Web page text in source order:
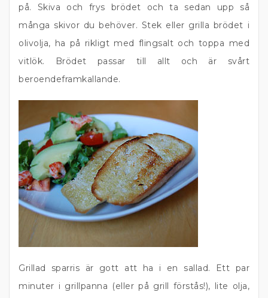
på. Skiva och frys brödet och ta sedan upp så
många skivor du behöver. Stek eller grilla brödet i
olivolja, ha på rikligt med flingsalt och toppa med
vitlök. Brödet passar till allt och är svårt
beroendeframkallande.
Grillad sparris är gott att ha i en sallad. Ett par
minuter i grillpanna (eller på grill förstås!), lite olja,